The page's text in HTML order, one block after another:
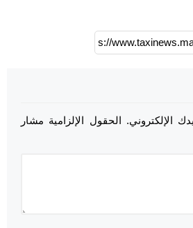
الإلكتروني. الحقول الإلزامية مشار